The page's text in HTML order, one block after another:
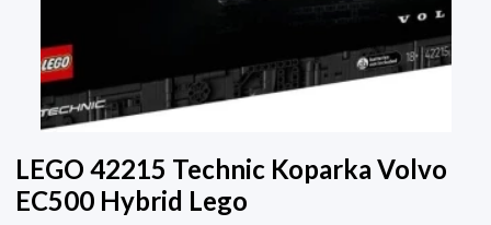
LEGO 42215 Technic Koparka Volvo
EC500 Hybrid Lego